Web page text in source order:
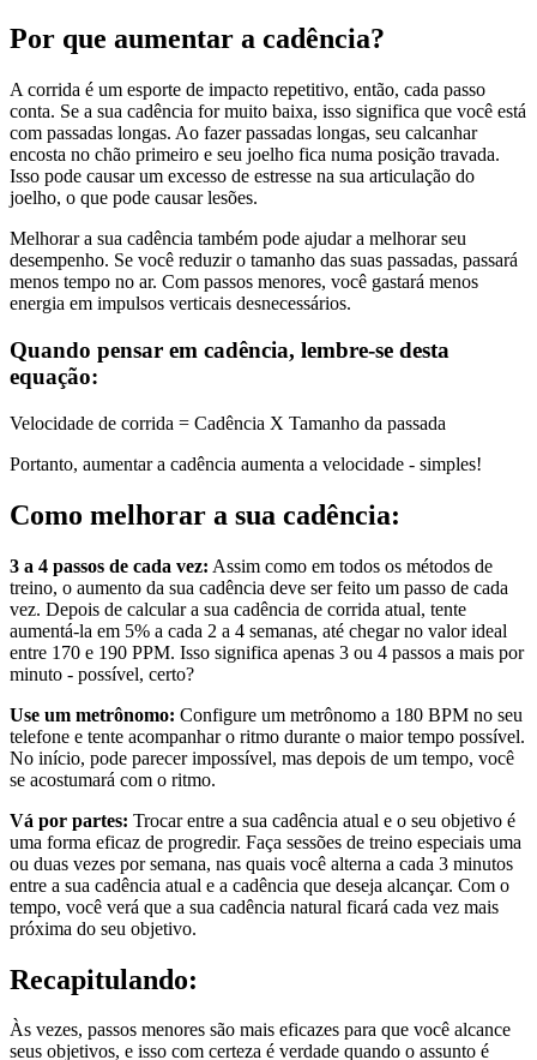
Por que aumentar a cadência?
A corrida é um esporte de impacto repetitivo, então, cada passo
conta. Se a sua cadência for muito baixa, isso significa que você está
com passadas longas. Ao fazer passadas longas, seu calcanhar
encosta no chão primeiro e seu joelho fica numa posição travada.
Isso pode causar um excesso de estresse na sua articulação do
joelho, o que pode causar lesões.
Melhorar a sua cadência também pode ajudar a melhorar seu
desempenho. Se você reduzir o tamanho das suas passadas, passará
menos tempo no ar. Com passos menores, você gastará menos
energia em impulsos verticais desnecessários.
Quando pensar em cadência, lembre-se desta
equação:
Velocidade de corrida = Cadência X Tamanho da passada
Portanto, aumentar a cadência aumenta a velocidade - simples!
Como melhorar a sua cadência:
3 a 4 passos de cada vez: Assim como em todos os métodos de
treino, o aumento da sua cadência deve ser feito um passo de cada
vez. Depois de calcular a sua cadência de corrida atual, tente
aumentá-la em 5% a cada 2 a 4 semanas, até chegar no valor ideal
entre 170 e 190 PPM. Isso significa apenas 3 ou 4 passos a mais por
minuto - possível, certo?
Use um metrônomo: Configure um metrônomo a 180 BPM no seu
telefone e tente acompanhar o ritmo durante o maior tempo possível.
No início, pode parecer impossível, mas depois de um tempo, você
se acostumará com o ritmo.
Vá por partes: Trocar entre a sua cadência atual e o seu objetivo é
uma forma eficaz de progredir. Faça sessões de treino especiais uma
ou duas vezes por semana, nas quais você alterna a cada 3 minutos
entre a sua cadência atual e a cadência que deseja alcançar. Com o
tempo, você verá que a sua cadência natural ficará cada vez mais
próxima do seu objetivo.
Recapitulando:
Às vezes, passos menores são mais eficazes para que você alcance
seus objetivos, e isso com certeza é verdade quando o assunto é